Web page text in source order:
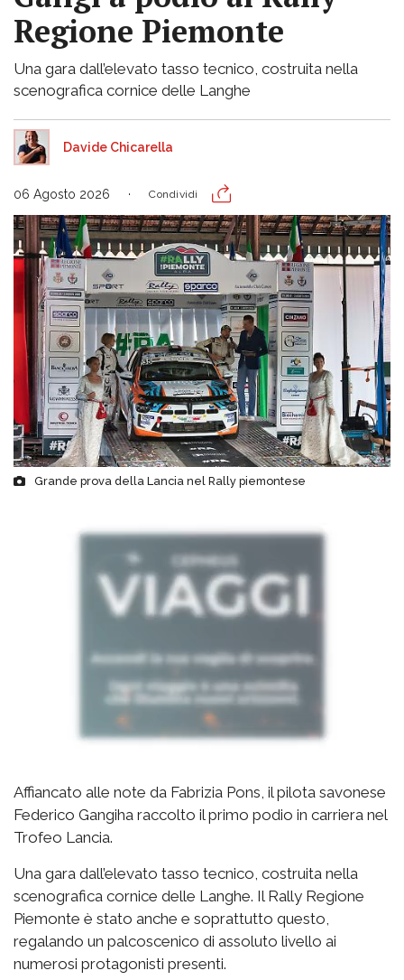
Regione Piemonte
Una gara dall’elevato tasso tecnico, costruita nella
scenografica cornice delle Langhe
Davide Chicarella
06 Agosto 2026 Condividi
Grande prova della Lancia nel Rally piemontese
Affiancato alle note da Fabrizia Pons, il pilota savonese
Federico Gangiha raccolto il primo podio in carriera nel
Trofeo Lancia.
Una gara dall’elevato tasso tecnico, costruita nella
scenografica cornice delle Langhe. Il Rally Regione
Piemonte è stato anche e soprattutto questo,
regalando un palcoscenico di assoluto livello ai
numerosi protagonisti presenti.